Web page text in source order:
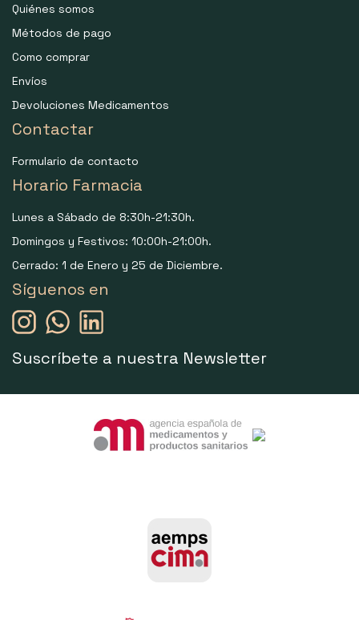
Quiénes somos
Métodos de pago
Como comprar
Envíos
Devoluciones Medicamentos
Contactar
Formulario de contacto
Horario Farmacia
Lunes a Sábado de 8:30h-21:30h.
Domingos y Festivos: 10:00h-21:00h.
Cerrado: 1 de Enero y 25 de Diciembre.
Síguenos en
Suscríbete a nuestra Newsletter